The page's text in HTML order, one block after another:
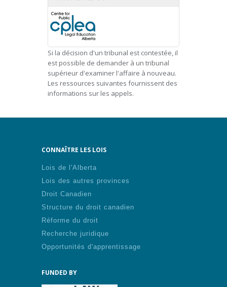
Si la décision d'un tribunal est contestée, il
est possible de demander à un tribunal
supérieur d'examiner l'affaire à nouveau.
Les ressources suivantes fournissent des
informations sur les appels.
CONNAÎTRE LES LOIS
Lois de l'Alberta
Lois des autres provinces
Droit Canadien
Structure du droit canadien
Réforme du droit
Recherche juridique
Opportunités d'apprentissage
FUNDED BY